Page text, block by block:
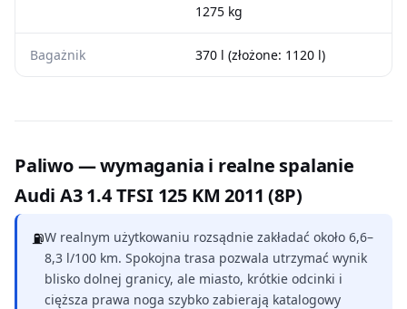
1275 kg
Bagażnik 370 l (złożone: 1120 l)
Paliwo — wymagania i realne spalanie
Audi A3 1.4 TFSI 125 KM 2011 (8P)
⛽W realnym użytkowaniu rozsądnie zakładać około 6,6–
8,3 l/100 km. Spokojna trasa pozwala utrzymać wynik
blisko dolnej granicy, ale miasto, krótkie odcinki i
cięższa prawa noga szybko zabierają katalogowy